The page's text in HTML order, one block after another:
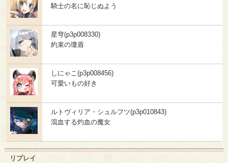
騎士の名に恥じぬよう
星穹(p3p008330)
約束の瓊盾
しにゃこ(p3p008456)
可愛いもの好き
ルトヴィリア・シュルフツ(p3p010843)
瀉血する灼血の魔女
リプレイ